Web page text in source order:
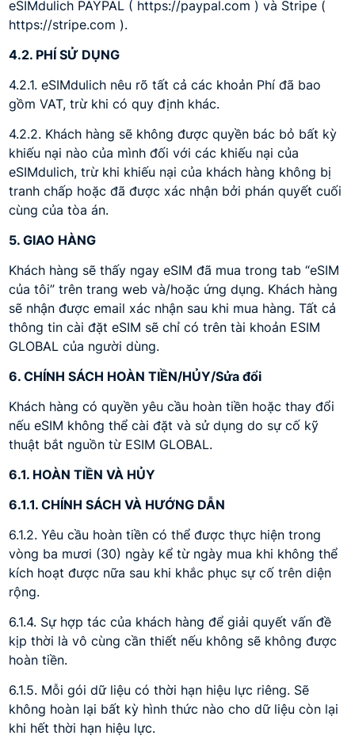
eSIMdulich PAYPAL ( https://paypal.com ) và Stripe (
https://stripe.com ).
4.2. PHÍ SỬ DỤNG
4.2.1. eSIMdulich nêu rõ tất cả các khoản Phí đã bao
gồm VAT, trừ khi có quy định khác.
4.2.2. Khách hàng sẽ không được quyền bác bỏ bất kỳ
khiếu nại nào của mình đối với các khiếu nại của
eSIMdulich, trừ khi khiếu nại của khách hàng không bị
tranh chấp hoặc đã được xác nhận bởi phán quyết cuối
cùng của tòa án.
5. GIAO HÀNG
Khách hàng sẽ thấy ngay eSIM đã mua trong tab “eSIM
của tôi” trên trang web và/hoặc ứng dụng. Khách hàng
sẽ nhận được email xác nhận sau khi mua hàng. Tất cả
thông tin cài đặt eSIM sẽ chỉ có trên tài khoản ESIM
GLOBAL của người dùng.
6. CHÍNH SÁCH HOÀN TIỀN/HỦY/Sửa đổi
Khách hàng có quyền yêu cầu hoàn tiền hoặc thay đổi
nếu eSIM không thể cài đặt và sử dụng do sự cố kỹ
thuật bắt nguồn từ ESIM GLOBAL.
6.1. HOÀN TIỀN VÀ HỦY
6.1.1. CHÍNH SÁCH VÀ HƯỚNG DẪN
6.1.2. Yêu cầu hoàn tiền có thể được thực hiện trong
vòng ba mươi (30) ngày kể từ ngày mua khi không thể
kích hoạt được nữa sau khi khắc phục sự cố trên diện
rộng.
6.1.4. Sự hợp tác của khách hàng để giải quyết vấn đề
kịp thời là vô cùng cần thiết nếu không sẽ không được
hoàn tiền.
6.1.5. Mỗi gói dữ liệu có thời hạn hiệu lực riêng. Sẽ
không hoàn lại bất kỳ hình thức nào cho dữ liệu còn lại
khi hết thời hạn hiệu lực.